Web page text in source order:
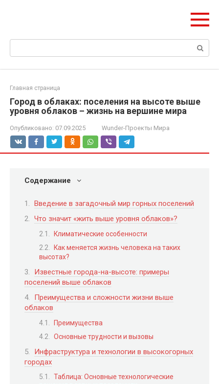
Поиск:
Главная страница
Город в облаках: поселения на высоте выше
уровня облаков – жизнь на вершине мира
Опубликовано: 07.09.2025 Wunder-Проекты Мира
Содержание
Введение в загадочный мир горных поселений
Что значит «жить выше уровня облаков»?
Климатические особенности
Как меняется жизнь человека на таких
высотах?
Известные города-на-высоте: примеры
поселений выше облаков
Преимущества и сложности жизни выше
облаков
Преимущества
Основные трудности и вызовы
Инфраструктура и технологии в высокогорных
городах
Таблица: Основные технологические